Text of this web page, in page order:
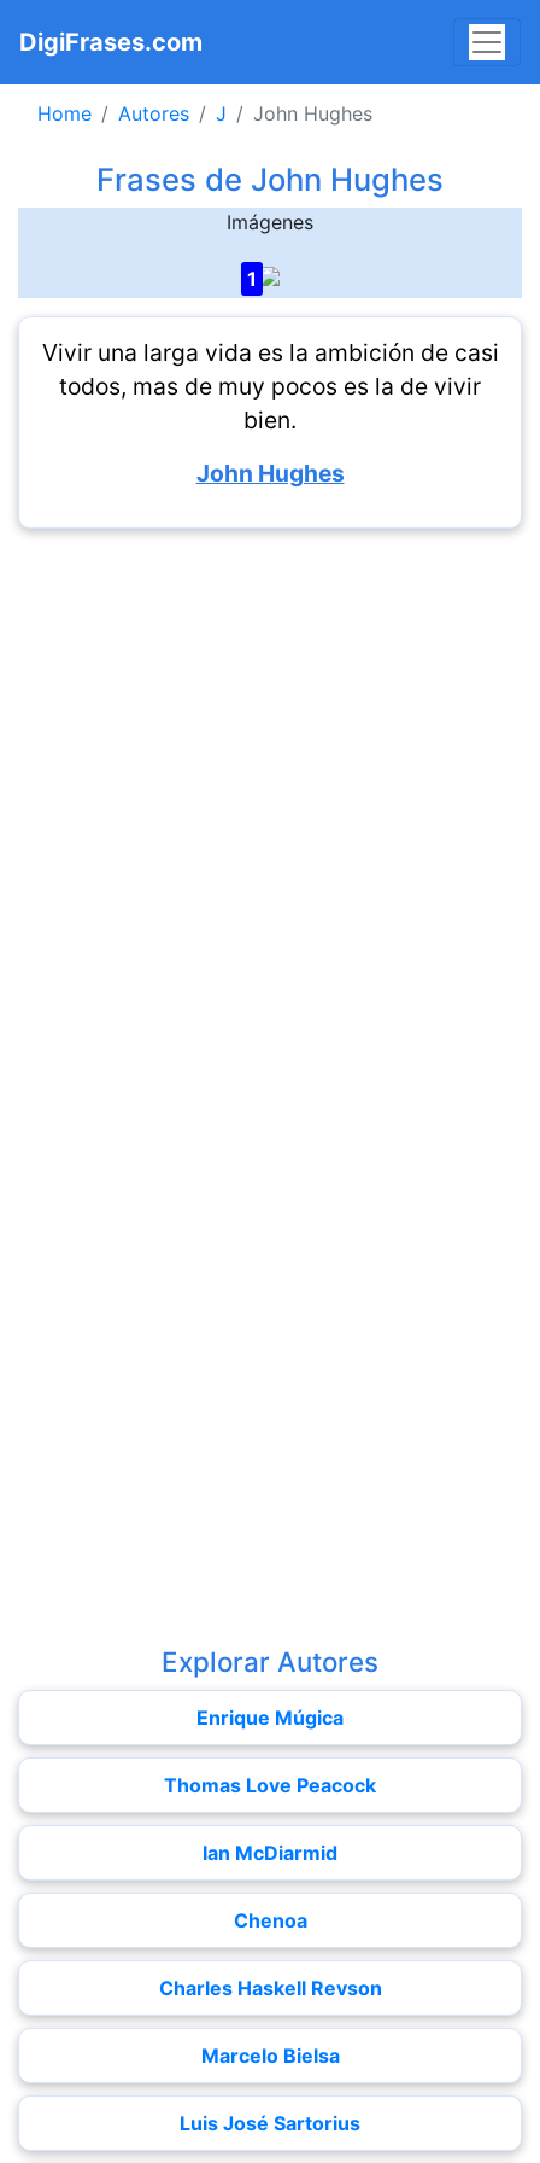
DigiFrases.com
Home Autores J John Hughes
Frases de John Hughes
Imágenes
1
Vivir una larga vida es la ambición de casi
todos, mas de muy pocos es la de vivir
bien.
John Hughes
Explorar Autores
Enrique Múgica
Thomas Love Peacock
Ian McDiarmid
Chenoa
Charles Haskell Revson
Marcelo Bielsa
Luis José Sartorius